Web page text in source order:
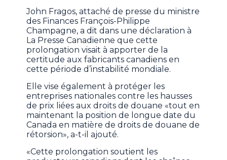
John Fragos, attaché de presse du ministre
des Finances François-Philippe
Champagne, a dit dans une déclaration à
La Presse Canadienne que cette
prolongation visait à apporter de la
certitude aux fabricants canadiens en
cette période d’instabilité mondiale.
Elle vise également à protéger les
entreprises nationales contre les hausses
de prix liées aux droits de douane «tout en
maintenant la position de longue date du
Canada en matière de droits de douane de
rétorsion», a-t-il ajouté.
«Cette prolongation soutient les